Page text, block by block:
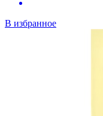
В избранное